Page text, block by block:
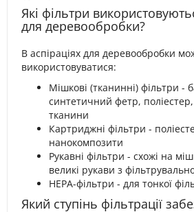
Які фільтри
для деревообробки?
В аспіраціях для деревообробки
використовуватися:
Мішкові (тканинні) фільтри -
синтетичний фетр,
тканини
Картриджні фільтри -
нанокомпозити
Рукавні фільтри - схожі на
великі рукави з
HEPA-фільтри - для тонкої
Який ступінь фільтрації